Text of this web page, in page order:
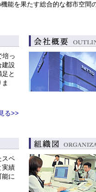
能を果たす総合的な都市空間
培っ
建設
と
る>>
スペ
実績
能に